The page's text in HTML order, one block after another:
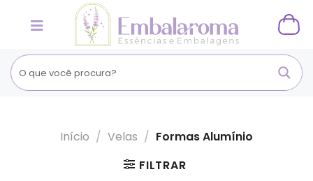
Início / Velas / Formas Alumínio
FILTRAR